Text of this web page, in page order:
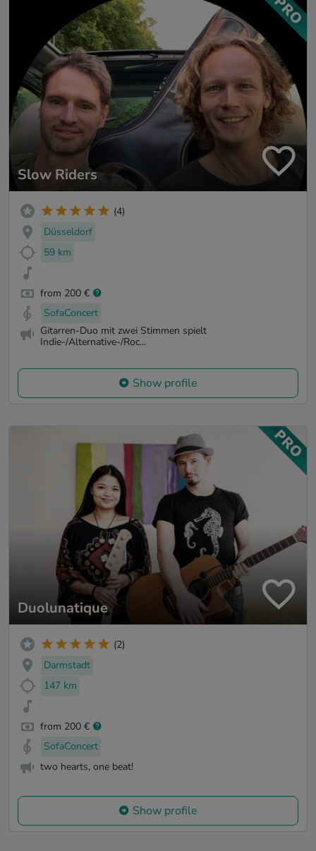
Slow Riders
(4)
Düsseldorf
59 km
from 200 €
SofaConcert
Gitarren-Duo mit zwei Stimmen spielt
Indie-/Alternative-/Roc...
Show profile
Duolunatique
(2)
Darmstadt
147 km
from 200 €
SofaConcert
two hearts, one beat!
Show profile